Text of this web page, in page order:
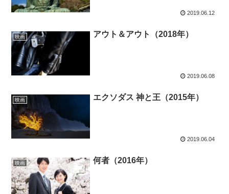
2019.06.12
映画 アウト＆アウト（2018年）
2019.06.08
映画 エクソダス 神と王（2015年）
2019.06.04
映画 何者（2016年）